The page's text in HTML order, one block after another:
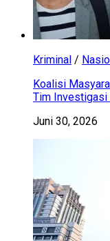
Kriminal /
Koalisi
Tim Investigasi
Juni 30, 2026